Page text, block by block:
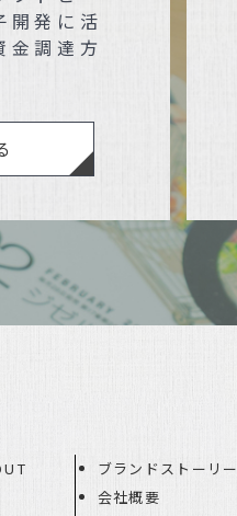
開発に活
金調達方
ブランドストーリー
会社概要